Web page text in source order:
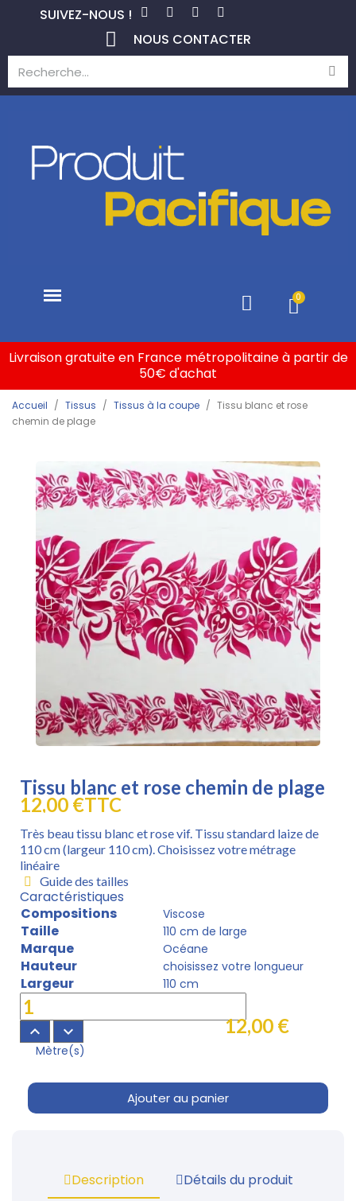
SUIVEZ-NOUS !
NOUS CONTACTER
Livraison gratuite en France métropolitaine à partir de
50€ d'achat
Accueil Tissus Tissus à la coupe
Tissu blanc et rose
chemin de plage
Tissu blanc et rose chemin de plage
12,00 €TTC
Très beau tissu blanc et rose vif. Tissu standard laize de
110 cm (largeur 110 cm). Choisissez votre métrage
linéaire
Guide des tailles
Caractéristiques
Compositions
Viscose
Taille 110 cm de large
Marque Océane
Hauteur choisissez votre longueur
Largeur 110 cm
keyboard_arrow_up keyboard_arrow_down
Mètre(s)
12,00 €
Ajouter au panier
Description
Détails du produit